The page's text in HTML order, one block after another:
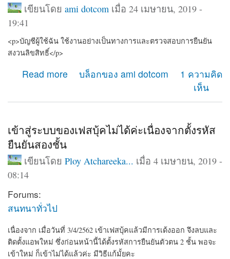
เขียนโดย ami dotcom เมื่อ 24 เมษายน, 2019 -
19:41
<p>บัญชีผู้ใช้ฉัน ใช้งานอย่างเป็นทางการและตรวจสอบการยืนยัน
สงวนลิขสิทธิ์</p>
Read more
about บัญชีผู้ใช้ฉัน ใช้งานอย่างเป็นทางการและตรวจสอบ
การยืนยัน สงวนลิขสิทธิ์
บล็อกของ ami dotcom
1 ความคิด
เห็น
เข้าสู่ระบบของเฟสบุ้คไม่ได้ค่ะเนื่องจากตั้งรหัส
ยืนยันสองชั้น
เขียนโดย Ploy Atchareeka... เมื่อ 4 เมษายน, 2019 -
08:14
Forums:
สนทนาทั่วไป
เนื่องจาก เมื่อวันที่ 3/4/2562 เข้าเฟสบุ้คแล้วมีการเด้งออก จึงลบและ
ติดตั้งแอพใหม่ ซึ่งก่อนหน้านี้ได้ตั้งรหัสการยืนยันตัวตน 2 ชั้น พอจะ
เข้าใหม่ ก็เข้าไม่ได้แล้วค่ะ มีวิธีแก้มั้ยคะ